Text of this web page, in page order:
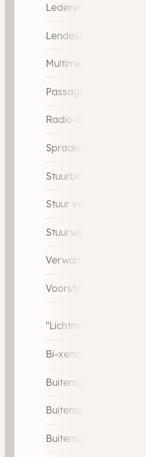
Lederen stuurwiel
Lendesteunen
Multimedia-
Passagiersstoel in
Radio-CD/MP3 speler
Spraakbediening
Stuurbekrachtiging
Stuur verstelbaar
Stuurwiel
Verwarmde
Voorstoelen verwarmd
"Lichtmetalen velgen
Bi-xenon koplampen
Buitenspiegels
Buitenspiegels
Buitenspiegels